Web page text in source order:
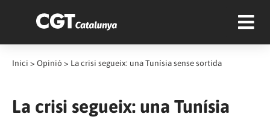
Inici > Opinió > La crisi segueix: una Tunísia sense sortida
La crisi segueix: una Tunísia